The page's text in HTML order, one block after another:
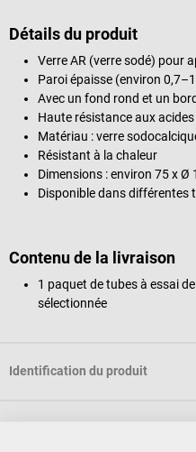
Détails du produit
Verre AR (verre sodé) pour
Paroi épaisse (environ
Avec un fond rond et un
Haute résistance aux
Matériau : verre
Résistant à la chaleur
Dimensions : environ 75 x
Disponible dans différentes
Contenu de la livraison
1 paquet de tubes à essai
sélectionnée
Identification du produit